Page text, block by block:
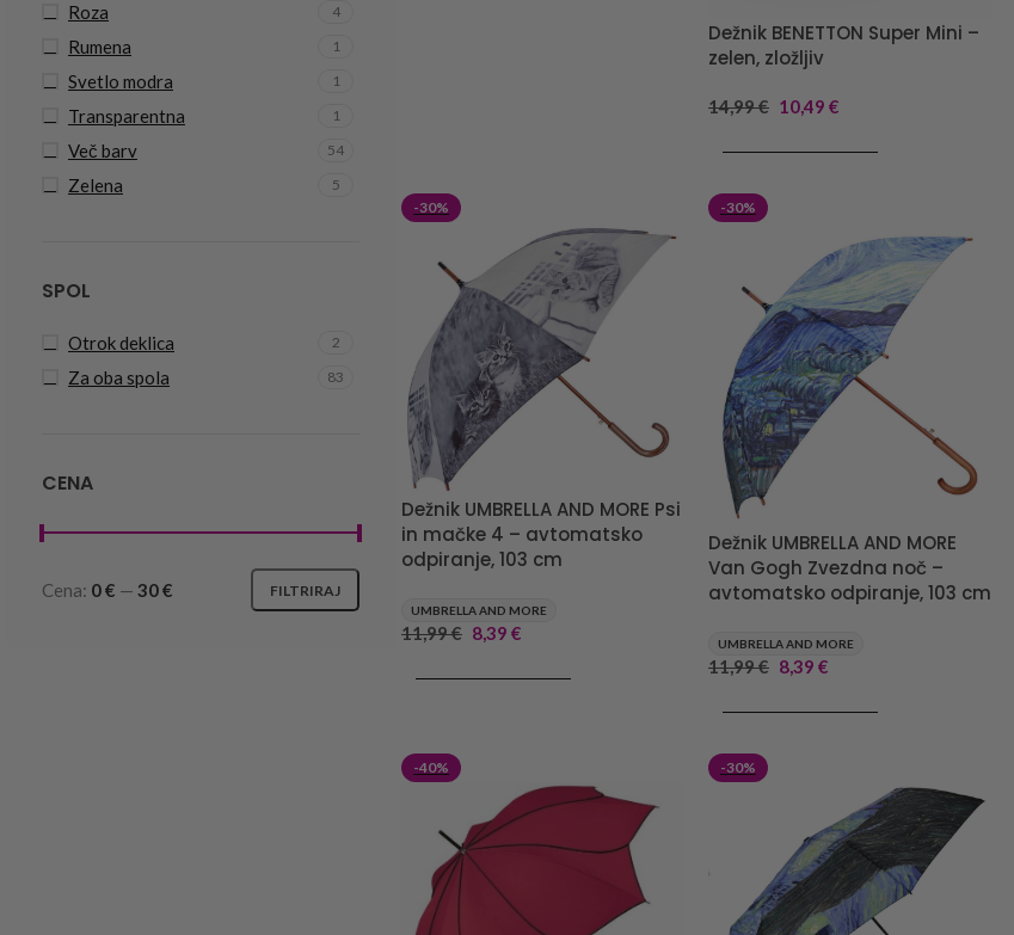
Roza 4
Rumena 1
Svetlo modra 1
Transparentna 1
Več barv 54
Zelena 5
SPOL
Otrok deklica 2
Za oba spola 83
CENA
FILTRIRAJ
Cena: 0 € — 30 €
Dežnik BENETTON Super Mini –
zelen, zložljiv
14,99€ 10,49 €
-30%
Dežnik UMBRELLA AND MORE Psi
in mačke 4 – avtomatsko
odpiranje, 103 cm
UMBRELLA AND MORE
11,99€ 8,39 €
-30%
Dežnik UMBRELLA AND MORE
Van Gogh Zvezdna noč –
avtomatsko odpiranje, 103 cm
UMBRELLA AND MORE
11,99€ 8,39 €
-40% -30%